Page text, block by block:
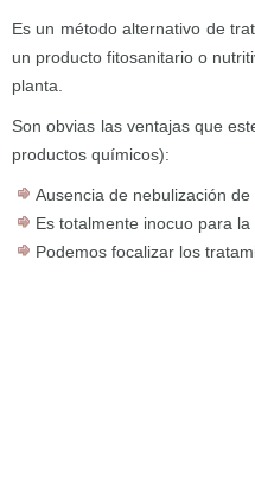
Es un método alternativo de
un producto fitosanitario o
planta.
Son obvias las ventajas que
productos químicos):
Ausencia de nebulización
Es totalmente inocuo para
Podemos focalizar los